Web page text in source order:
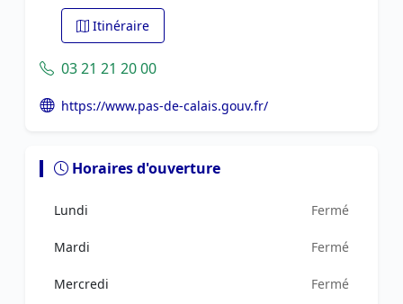
Itinéraire
03 21 21 20 00
https://www.pas-de-calais.gouv.fr/
Horaires d'ouverture
Lundi Fermé
Mardi Fermé
Mercredi Fermé